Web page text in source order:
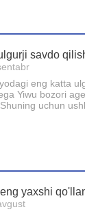
savdo
eng katta
Yiwu bozori
uchun
yaxshi